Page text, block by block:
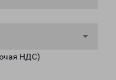
НДС)